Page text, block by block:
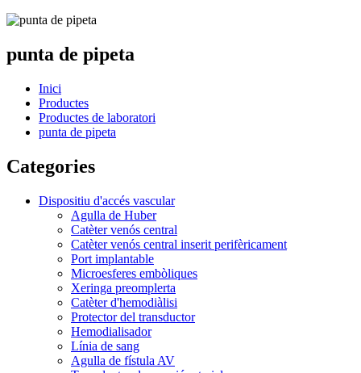
punta de pipeta
Inici
Productes
Productes de laboratori
punta de pipeta
Categories
Dispositiu d'accés vascular
Agulla de Huber
Catèter venós central
Catèter venós central inserit perifèricament
Port implantable
Microesferes embòliques
Xeringa preomplerta
Catèter d'hemodiàlisi
Protector del transductor
Hemodialisador
Línia de sang
Agulla de fístula AV